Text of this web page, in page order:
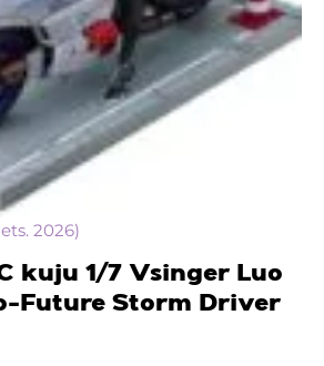
2026)
kuju 1/7 Vsinger Luo
Future Storm Driver